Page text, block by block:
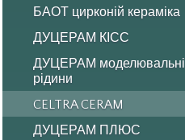
БАОТ цирконій кераміка
ДУЦЕРАМ КІСС
ДУЦЕРАМ моделювальні
рідини
CELTRA CERAM
ДУЦЕРАМ ПЛЮС